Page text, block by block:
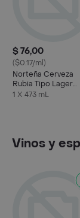
$ 76,00
($0.17/ml)
Norteña Cerveza
Rubia Tipo Lager
Estilo Pilsener
1 X 473 mL
Vinos y